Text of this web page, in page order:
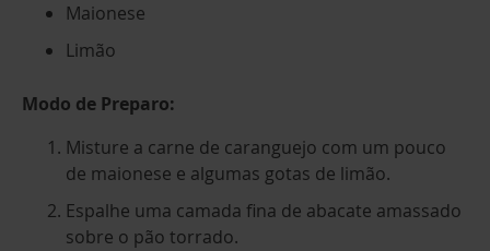
Maionese
Limão
Modo de Preparo:
Misture a carne de caranguejo com um pouco
de maionese e algumas gotas de limão.
Espalhe uma camada fina de abacate amassado
sobre o pão torrado.